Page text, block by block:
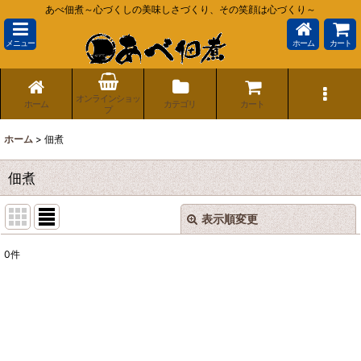
あべ佃煮～心づくしの美味しさづくり、その笑顔は心づくり～
メニュー ホーム カート
ホーム
オンラインショッ
プ
カテゴリ カート
ホーム > 佃煮
佃煮
表示順変更 閉じる
0件